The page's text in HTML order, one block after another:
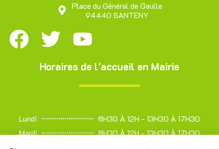
Place du Général de Gaulle
94440 SANTENY
Horaires de l'accueil en Mairie
Lundi
8H30 À 12H - 13H30 À 17H30
Mardi
8H30 À 12H - 13H30 À 17H30
8H30 À 12H - 13H30 À 17H30